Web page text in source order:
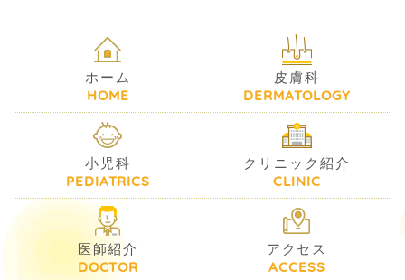
ホーム
HOME
皮膚科
DERMATOLOGY
小児科
PEDIATRICS
クリニック紹介
CLINIC
医師紹介
DOCTOR
アクセス
ACCESS